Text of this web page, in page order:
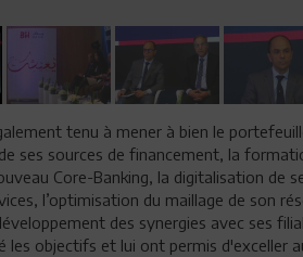
tenu à mener à bien le
ses sources de financement, la
Core-Banking, la digitalisation de
l’optimisation du maillage de son
des synergies avec ses
les objectifs et lui ont permis d'exceller